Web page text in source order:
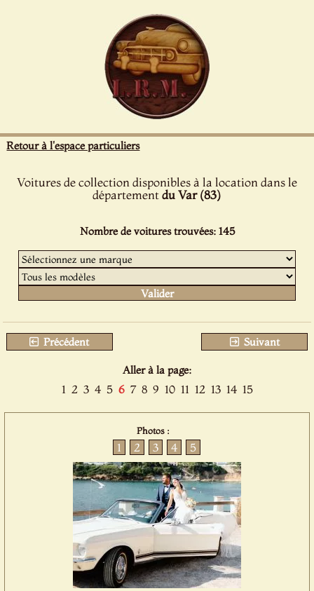
Retour à l'espace particuliers
Voitures de collection disponibles à la location dans le
départementdu Var (83)
Nombre de voitures trouvées: 145
Précédent Suivant
Aller à la page:
1 2 3 4 5 6 7 8 9 10 11 12 13 14 15
Photos :
1 2 3 4 5